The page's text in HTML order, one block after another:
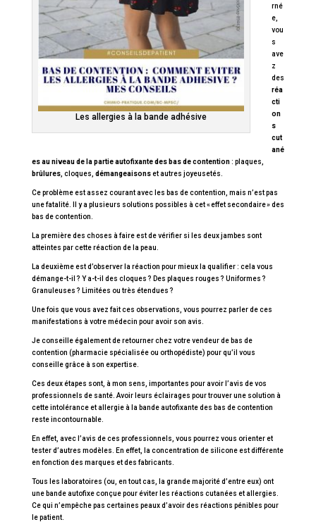
Les allergies à la bande adhésive
rné
e,
vou
s
ave
z
des
réa
cti
on
s
cut
ané
es au niveau de la partie autofixante des bas de contention: plaques,
brûlures, cloques, démangeaisonset autres joyeusetés.
Ce problème est assez courant avec les bas de contention, mais n’est pas
une fatalité. Il y a plusieurs solutions possibles à cet « effet secondaire » des
bas de contention.
La première des choses à faire est de vérifier si les deux jambes sont
atteintes par cette réaction de la peau.
La deuxième est d’observer la réaction pour mieux la qualifier : cela vous
démange-t-il ? Y a-t-il des cloques ? Des plaques rouges ? Uniformes ?
Granuleuses ? Limitées ou très étendues ?
Une fois que vous avez fait ces observations, vous pourrez parler de ces
manifestations à votre médecin pour avoir son avis.
Je conseille également de retourner chez votre vendeur de bas de
contention (pharmacie spécialisée ou orthopédiste) pour qu’il vous
conseille grâce à son expertise.
Ces deux étapes sont, à mon sens, importantes pour avoir l’avis de vos
professionnels de santé. Avoir leurs éclairages pour trouver une solution à
cette intolérance et allergie à la bande autofixante des bas de contention
reste incontournable.
En effet, avec l’avis de ces professionnels, vous pourrez vous orienter et
tester d’autres modèles. En effet, la concentration de silicone est différente
en fonction des marques et des fabricants.
Tous les laboratoires (ou, en tout cas, la grande majorité d’entre eux) ont
une bande autofixe conçue pour éviter les réactions cutanées et allergies.
Ce qui n’empêche pas certaines peaux d’avoir des réactions pénibles pour
le patient.